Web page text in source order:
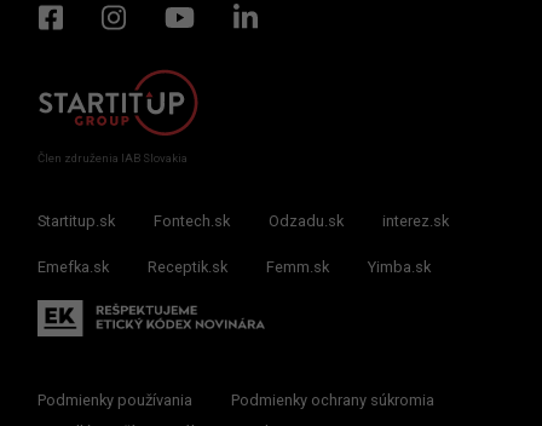
Člen združenia IAB Slovakia
Startitup.sk Fontech.sk Odzadu.sk interez.sk
Emefka.sk Receptik.sk Femm.sk Yimba.sk
Podmienky používania
Podmienky ochrany súkromia